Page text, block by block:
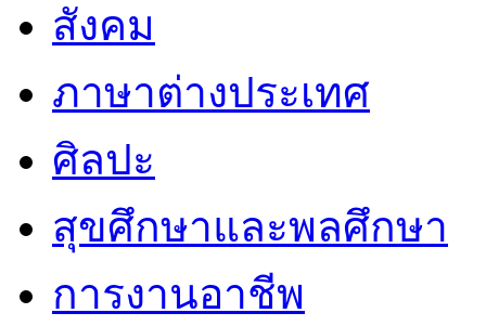
สังคม
ภาษาต่างประเทศ
ศิลปะ
สุขศึกษาและพลศึกษา
การงานอาชีพ